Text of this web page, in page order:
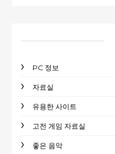
PC 정보
자료실
유용한 사이트
고전 게임 자료실
좋은 음악